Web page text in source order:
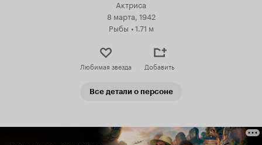
Актриса
8 марта, 1942
Рыбы •1.71 м
Любимая звезда Добавить
Все детали о персоне